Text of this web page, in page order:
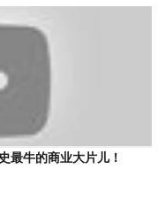
最牛的商业大片儿！